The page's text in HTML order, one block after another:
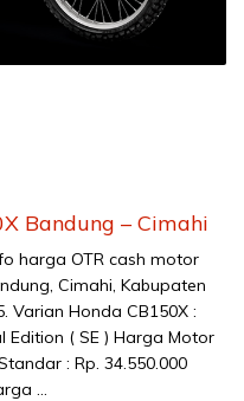
Bandung – Cimahi
harga OTR cash motor
Cimahi, Kabupaten
Varian Honda CB150X :
Edition ( SE ) Harga Motor
: Rp. 34.550.000
…